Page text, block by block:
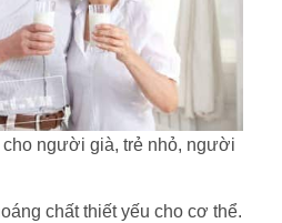
người già, trẻ nhỏ, người
chất thiết yếu cho cơ thể.